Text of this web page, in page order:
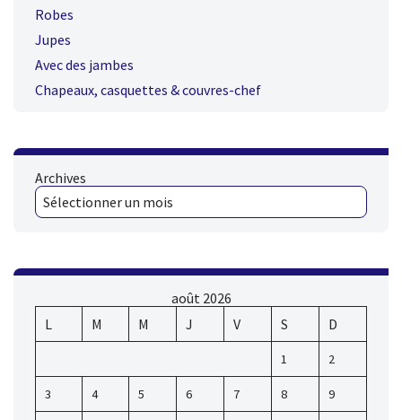
Robes
Jupes
Avec des jambes
Chapeaux, casquettes & couvres-chef
Archives
août 2026
L
M M J V S D
1 2
3 4 5 6 7 8 9